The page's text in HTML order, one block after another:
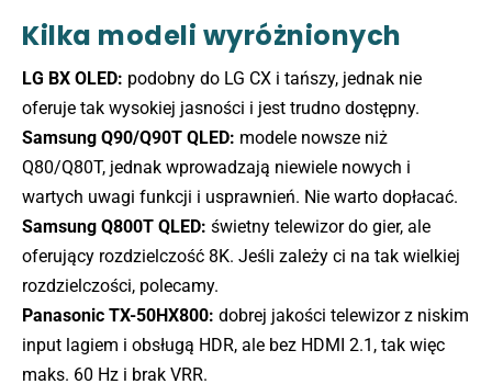
Kilka modeli wyróżnionych
LG BX OLED: podobny do LG CX i tańszy, jednak nie
oferuje tak wysokiej jasności i jest trudno dostępny.
Samsung Q90/Q90T QLED: modele nowsze niż
Q80/Q80T, jednak wprowadzają niewiele nowych i
wartych uwagi funkcji i usprawnień. Nie warto dopłacać.
Samsung Q800T QLED: świetny telewizor do gier, ale
oferujący rozdzielczość 8K. Jeśli zależy ci na tak wielkiej
rozdzielczości, polecamy.
Panasonic TX-50HX800: dobrej jakości telewizor z niskim
input lagiem i obsługą HDR, ale bez HDMI 2.1, tak więc
maks. 60 Hz i brak VRR.